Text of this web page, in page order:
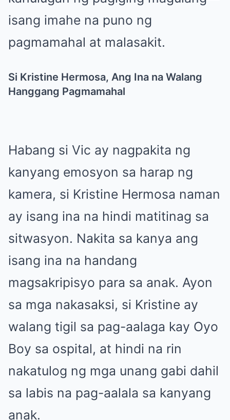
isang imahe na puno ng
pagmamahal at malasakit.
Si Kristine Hermosa, Ang Ina na Walang
Hanggang Pagmamahal
Habang si Vic ay nagpakita ng
kanyang emosyon sa harap ng
kamera, si Kristine Hermosa naman
ay isang ina na hindi matitinag sa
sitwasyon. Nakita sa kanya ang
isang ina na handang
magsakripisyo para sa anak. Ayon
sa mga nakasaksi, si Kristine ay
walang tigil sa pag-aalaga kay Oyo
Boy sa ospital, at hindi na rin
nakatulog ng mga unang gabi dahil
sa labis na pag-aalala sa kanyang
anak.